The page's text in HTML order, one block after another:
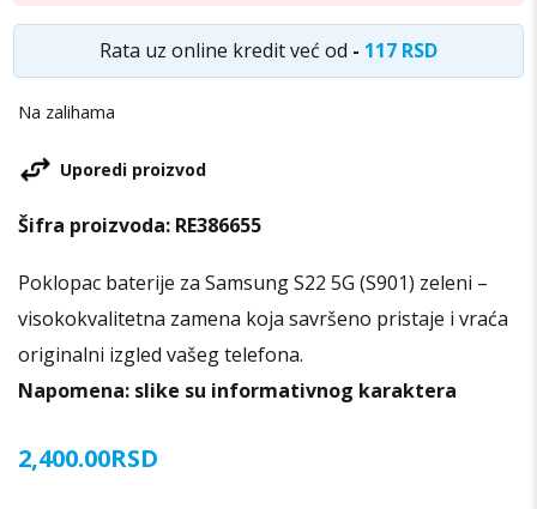
Rata uz online kredit već od - 117 RSD
2,400.00RSD
Na zalihama
Poklopac baterije za Samsung S22 5G (S901) zeleni –
visokokvalitetna zamena koja savršeno pristaje i vraća
originalni izgled vašeg telefona.
Napomena: slike su informativnog karaktera
Uporedi proizvod
Šifra proizvoda: RE386655